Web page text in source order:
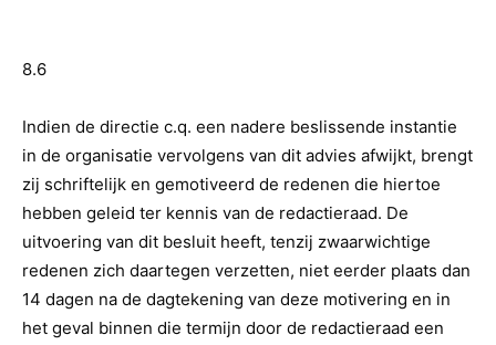
8.6
Indien de directie c.q. een nadere beslissende instantie
in de organisatie vervolgens van dit advies afwijkt, brengt
zij schriftelijk en gemotiveerd de redenen die hiertoe
hebben geleid ter kennis van de redactieraad. De
uitvoering van dit besluit heeft, tenzij zwaarwichtige
redenen zich daartegen verzetten, niet eerder plaats dan
14 dagen na de dagtekening van deze motivering en in
het geval binnen die termijn door de redactieraad een